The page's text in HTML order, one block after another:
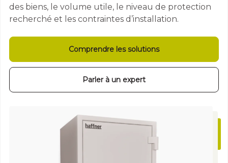
des biens, le volume utile, le niveau de protection
recherché et les contraintes d’installation.
Comprendre les solutions
Parler à un expert